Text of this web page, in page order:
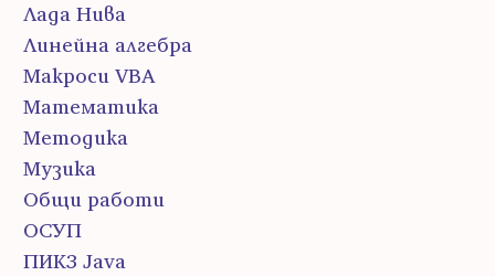
Лада Нива
Линейна алгебра
Макроси VBA
Математика
Методика
Музика
Общи работи
ОСУП
ПИК3 Java